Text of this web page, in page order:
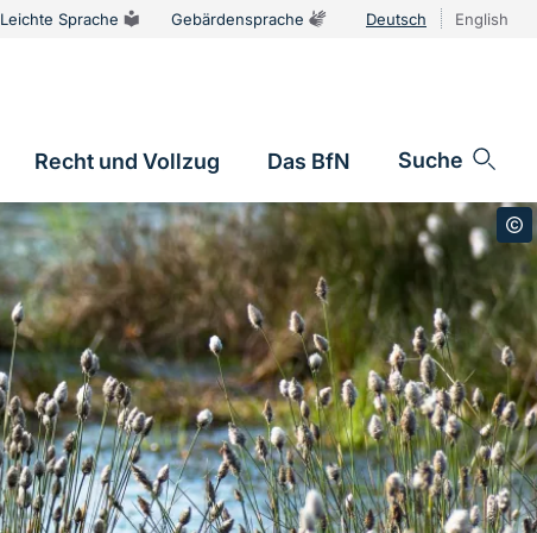
Leichte Sprache Gebärdensprache Deutsch English
Recht und Vollzug Das BfN Suche